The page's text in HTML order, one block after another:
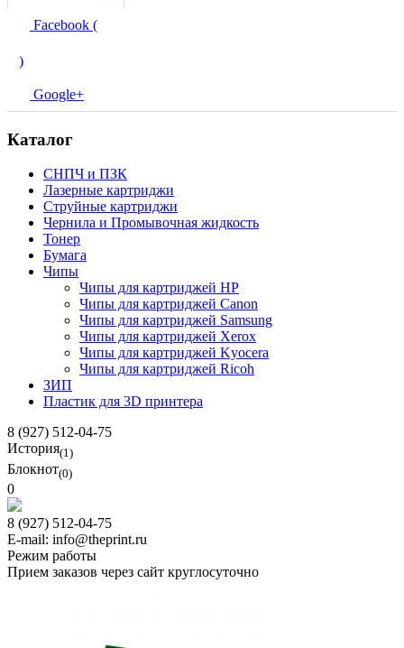
Facebook (
)
Google+
Каталог
СНПЧ и ПЗК
Лазерные картриджи
Струйные картриджи
Чернила и Промывочная жидкость
Тонер
Бумага
Чипы
Чипы для картриджей HP
Чипы для картриджей Canon
Чипы для картриджей Samsung
Чипы для картриджей Xerox
Чипы для картриджей Kyocera
Чипы для картриджей Ricoh
ЗИП
Пластик для 3D принтера
8 (927) 512-04-75
История(1)
Блокнот(0)
0
8 (927) 512-04-75
E-mail: info@theprint.ru
Режим работы
Прием заказов через сайт круглосуточно